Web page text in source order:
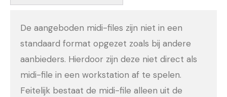
De aangeboden midi-files zijn niet in een
standaard format opgezet zoals bij andere
aanbieders. Hierdoor zijn deze niet direct als
midi-file in een workstation af te spelen.
Feitelijk bestaat de midi-file alleen uit de